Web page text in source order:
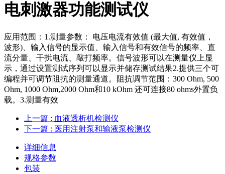
电刺激器功能测试仪
应用范围：1.测量参数： 电压电流有效值 (最大值, 有效值，
波形)、输入信号的显示值、输入信号和有效信号的频率、直
流分量、干扰电流、敲打频率。信号波形可以在测量仪上显
示，通过设置测试序列可以显示并储存测试结果2.提供三个可
编程并可调节阻抗的测量通道。阻抗调节范围：300 Ohm, 500
Ohm, 1000 Ohm,2000 Ohm和10 kOhm 还可连接80 ohms外置负
载。3.测量有效
上一篇 : 血液透析机检测仪
下一篇 : 医用注射泵和输液泵检测仪
详细信息
规格参数
包装